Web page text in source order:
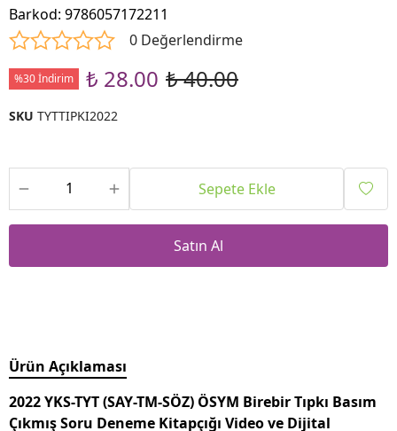
Barkod: 9786057172211
0 Değerlendirme
%30 İndirim ₺ 28.00 ₺ 40.00
SKU TYTTIPKI2022
Sepete Ekle
Satın Al
Ürün Açıklaması
2022YKS-TYT (SAY-TM-SÖZ) ÖSYM Birebir Tıpkı Basım
Çıkmış Soru Deneme Kitapçığı Video ve Dijital